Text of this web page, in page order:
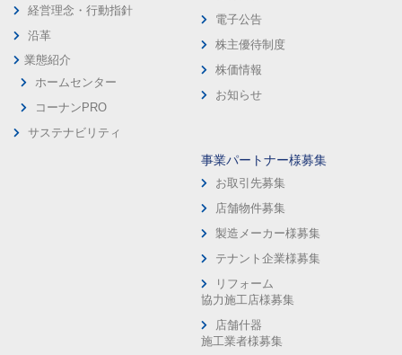
経営理念・行動指針
沿革
業態紹介
ホームセンター
コーナンPRO
サステナビリティ
電子公告
株主優待制度
株価情報
お知らせ
事業パートナー様募集
お取引先募集
店舗物件募集
製造メーカー様募集
テナント企業様募集
リフォーム
協力施工店様募集
店舗什器
施工業者様募集